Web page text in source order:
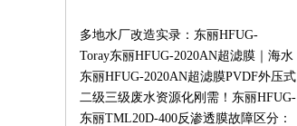
多地水厂改造实录：东丽HFUG-
2020AN超滤膜一站式解决净水产水废
水深度处理
Toray东丽HFUG-2020AN超滤膜｜海水
RO脱盐预处理工业生产废水循环回用
膜组件
东丽HFUG-2020AN超滤膜PVDF外压式
超滤膜饮用水工业用水预处理专用膜
二级三级废水资源化刚需！东丽HFUG-
2020AN超滤膜破解污水膜污堵痛点
东丽TML20D-400反渗透膜故障区分：